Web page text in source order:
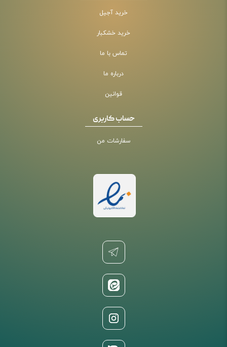
خرید آجیل
خرید خشکبار
تماس با ما
درباره ما
قوانین
حساب کاربری
سفارشات من